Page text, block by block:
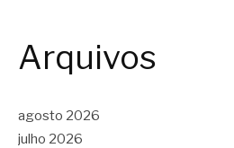
Arquivos
agosto 2026
julho 2026